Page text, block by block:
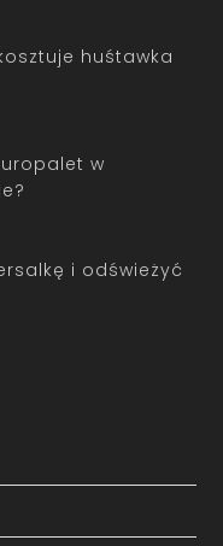
huśtawka
w
i odświeżyć